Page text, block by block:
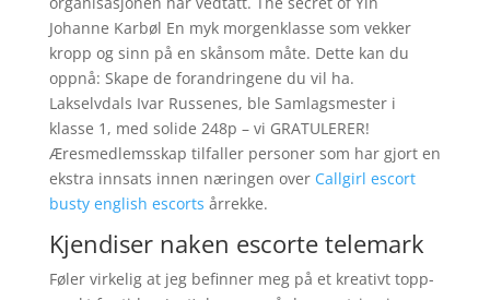
Johanne Karbøl En myk morgenklasse som vekker
kropp og sinn på en skånsom måte. Dette kan du
oppnå: Skape de forandringene du vil ha.
Lakselvdals Ivar Russenes, ble Samlagsmester i
klasse 1, med solide 248p – vi GRATULERER!
Æresmedlemsskap tilfaller personer som har gjort en
ekstra innsats innen næringen over Callgirl escort
busty english escorts årrekke.
Kjendiser naken escorte telemark
Føler virkelig at jeg befinner meg på et kreativt topp-